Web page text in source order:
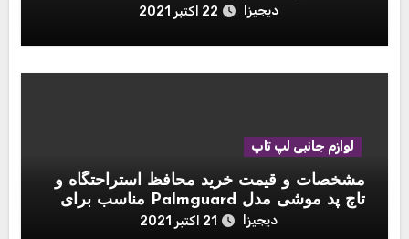
دیجیزا 22 اکتبر 2021
لوازم جانبی لپ تاپ
مشخصات و قیمت خرید محافظ استراحتگاه و
تاچ پد موشی مدل Palmguard مناسب برای
دیجیزا 21 اکتبر 2021